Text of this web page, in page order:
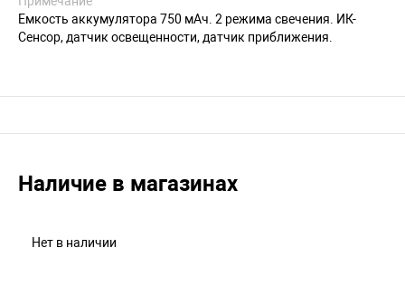
Емкость аккумулятора 750 мАч. 2 режима свечения. ИК-
Сенсор, датчик освещенности, датчик приближения.
Наличие в магазинах
Нет в наличии